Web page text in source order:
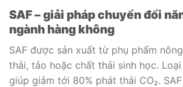
SAF – giải pháp chuyển đổi
ngành hàng không
SAF được sản xuất từ phụ phẩm
thải, tảo hoặc chất thải sinh học. Loại
giúp giảm tới 80% phát thải CO₂.